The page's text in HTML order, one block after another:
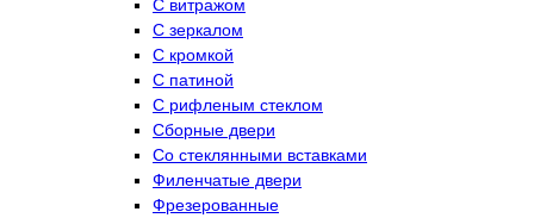
С витражом
С зеркалом
С кромкой
С патиной
С рифленым стеклом
Сборные двери
Со стеклянными вставками
Филенчатые двери
Фрезерованные